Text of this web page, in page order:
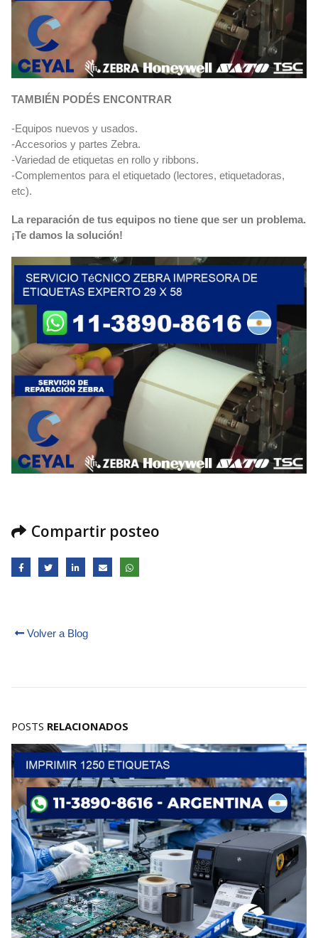
TAMBIÉN PODÉS ENCONTRAR
-Equipos nuevos y usados.
-Accesorios y partes Zebra.
-Variedad de etiquetas en rollo y ribbons.
-Complementos para el etiquetado (lectores, etiquetadoras,
etc).
La reparación de tus equipos no tiene que ser un problema.
¡Te damos la solución!
Compartir posteo
Volver a Blog
POSTS RELACIONADOS